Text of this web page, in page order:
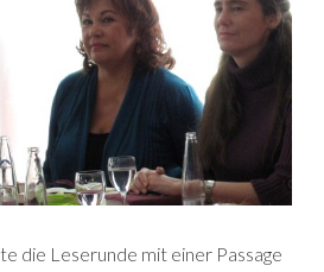
die Leserunde mit einer Passage